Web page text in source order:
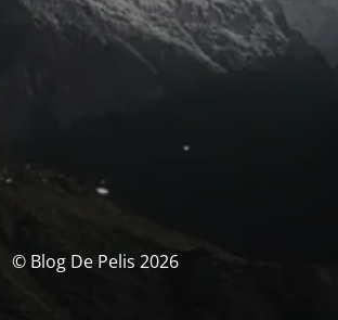
© Blog De Pelis 2026